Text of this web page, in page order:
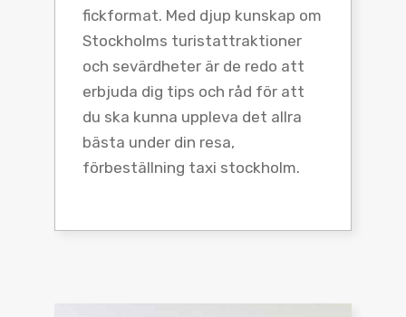
fickformat. Med djup kunskap om
Stockholms turistattraktioner
och sevärdheter är de redo att
erbjuda dig tips och råd för att
du ska kunna uppleva det allra
bästa under din resa,
förbeställning taxi stockholm.